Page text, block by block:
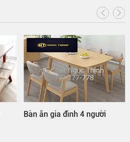
Bàn ăn gia đình 4 người